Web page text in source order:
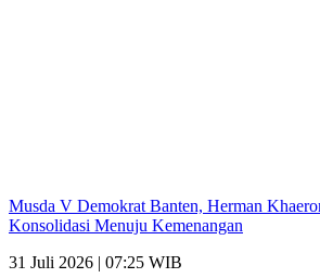
Musda V Demokrat Banten, Herman
Konsolidasi Menuju Kemenangan
31 Juli 2026 | 07:25 WIB